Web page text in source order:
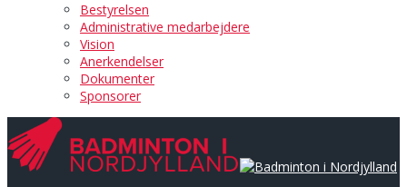
Bestyrelsen
Administrative medarbejdere
Vision
Anerkendelser
Dokumenter
Sponsorer